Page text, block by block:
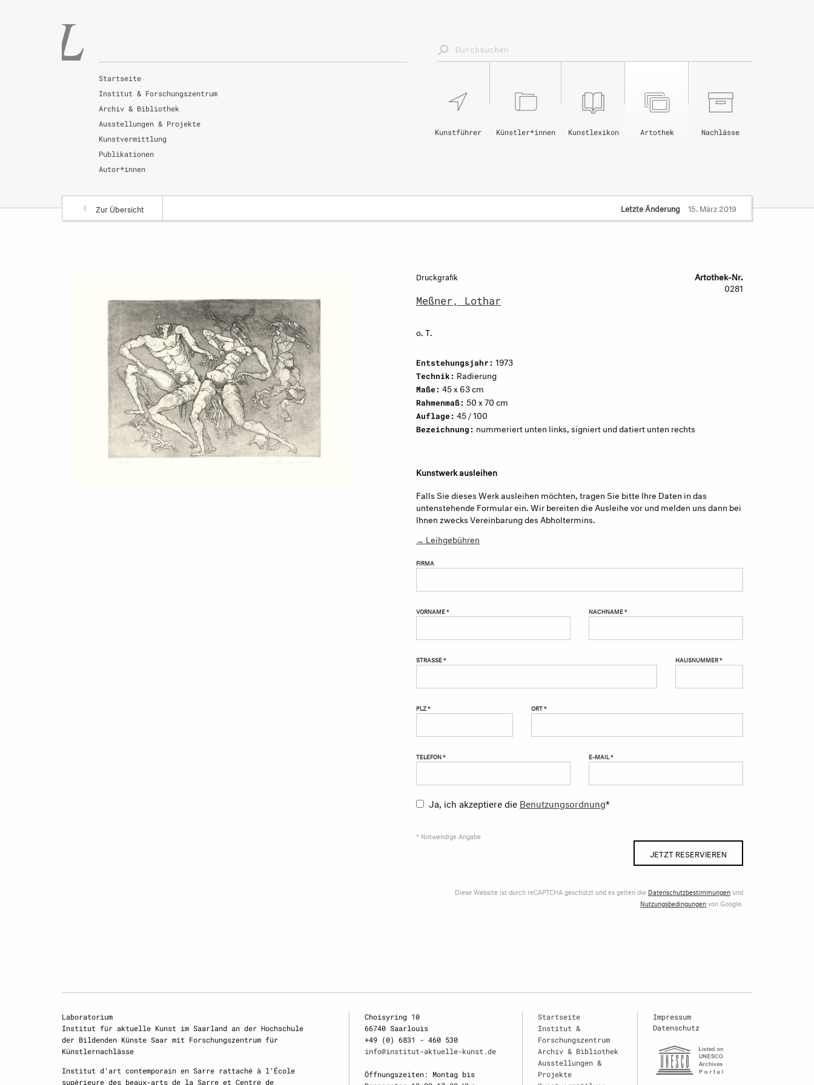
Startseite
Institut & Forschungszentrum
Archiv & Bibliothek
Ausstellungen & Projekte
Kunstvermittlung
Publikationen
Autor*innen
Nachlässe
Artothek
Kunstlexikon
Künstler*innen
Kunstführer
Zur Übersicht Letzte Änderung 15. März 2019
Druckgrafik
Meßner, Lothar
o. T.
Artothek-Nr.
0281
Entstehungsjahr: 1973
Technik: Radierung
Maße: 45 x 63 cm
Rahmenmaß: 50 x 70 cm
Auflage: 45 / 100
Bezeichnung: nummeriert unten links, signiert und datiert unten rechts
Kunstwerk ausleihen
Falls Sie dieses Werk ausleihen möchten, tragen Sie bitte Ihre Daten in das
untenstehende Formular ein. Wir bereiten die Ausleihe vor und melden uns dann bei
Ihnen zwecks Vereinbarung des Abholtermins.
→ Leihgebühren
FIRMA
VORNAME * NACHNAME *
STRASSE * HAUSNUMMER *
PLZ * ORT *
TELEFON * E-MAIL *
Ja, ich akzeptiere die Benutzungsordnung*
* Notwendige Angabe
JETZT RESERVIEREN
Diese Website ist durch reCAPTCHA geschützt und es gelten die Datenschutzbestimmungen und
Nutzungsbedingungenvon Google.
Laboratorium
Institut für aktuelle Kunst im Saarland an der Hochschule
der Bildenden Künste Saar mit Forschungszentrum für
Künstlernachlässe
Institut d‘art contemporain en Sarre rattaché à l‘École
supérieure des beaux-arts de la Sarre et Centre de
Choisyring 10
66740 Saarlouis
+49 (0) 6831 - 460 530
info@institut-aktuelle-kunst.de
Öffnungszeiten: Montag bis
Startseite
Institut &
Forschungszentrum
Archiv & Bibliothek
Ausstellungen &
Projekte
Impressum
Datenschutz